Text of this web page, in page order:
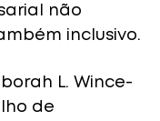
não
inclusivo.
L. Wince-
de